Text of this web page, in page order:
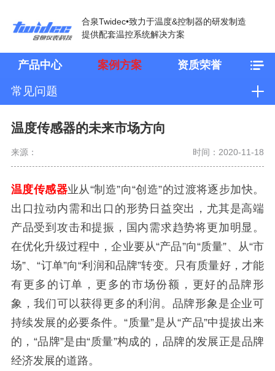
合泉Twidec•致力于温度&控制器的研发制造
提供配套温控系统解决方案
产品中心 案例方案 资质荣誉
常见问题
温度传感器的未来市场方向
来源： 时间：2020-11-18
温度传感器业从“制造”向“创造”的过渡将逐步加快。
出口拉动内需和出口的形势日益突出，尤其是高端
产品受到攻击和提振，国内需求趋势将更加明显。
在优化升级过程中，企业要从“产品”向“质量”、从“市
场”、“订单”向“利润和品牌”转变。只有质量好，才能
有更多的订单，更多的市场份额，更好的品牌形
象，我们可以获得更多的利润。品牌形象是企业可
持续发展的必要条件。“质量”是从“产品”中提拔出来
的，“品牌”是由“质量”构成的，品牌的发展正是品牌
经济发展的道路。